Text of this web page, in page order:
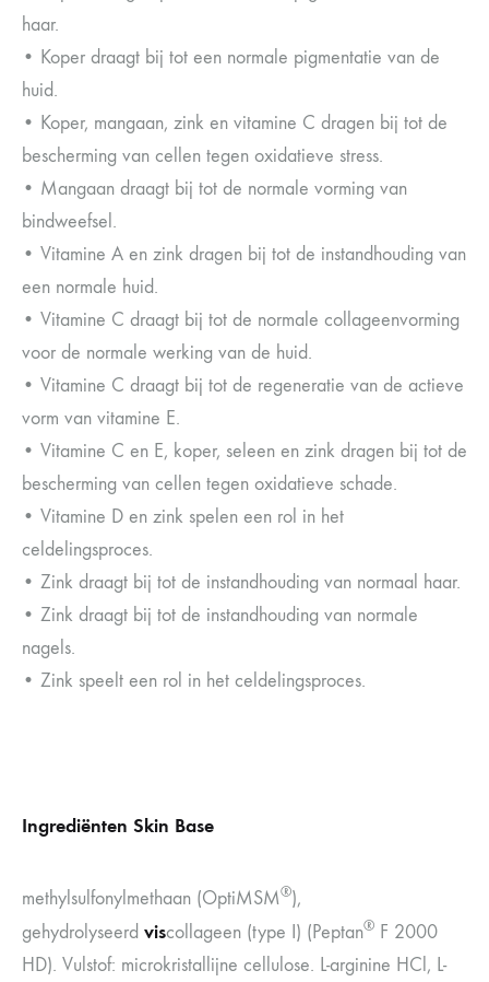
haar.
• Koper draagt bij tot een normale pigmentatie van de
huid.
• Koper, mangaan, zink en vitamine C dragen bij tot de
bescherming van cellen tegen oxidatieve stress.
• Mangaan draagt bij tot de normale vorming van
bindweefsel.
• Vitamine A en zink dragen bij tot de instandhouding van
een normale huid.
• Vitamine C draagt bij tot de normale collageenvorming
voor de normale werking van de huid.
• Vitamine C draagt bij tot de regeneratie van de actieve
vorm van vitamine E.
• Vitamine C en E, koper, seleen en zink dragen bij tot de
bescherming van cellen tegen oxidatieve schade.
• Vitamine D en zink spelen een rol in het
celdelingsproces.
• Zink draagt bij tot de instandhouding van normaal haar.
• Zink draagt bij tot de instandhouding van normale
nagels.
• Zink speelt een rol in het celdelingsproces.
Ingrediënten Skin Base
methylsulfonylmethaan (OptiMSM®),
gehydrolyseerd viscollageen (type I) (Peptan® F 2000
HD). Vulstof: microkristallijne cellulose. L-arginine HCl, L-